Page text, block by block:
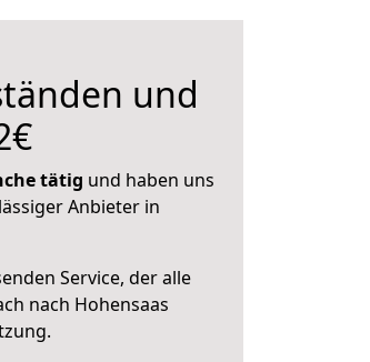
und
tätig und haben uns
Anbieter in
Service, der alle
nach Hohensaas